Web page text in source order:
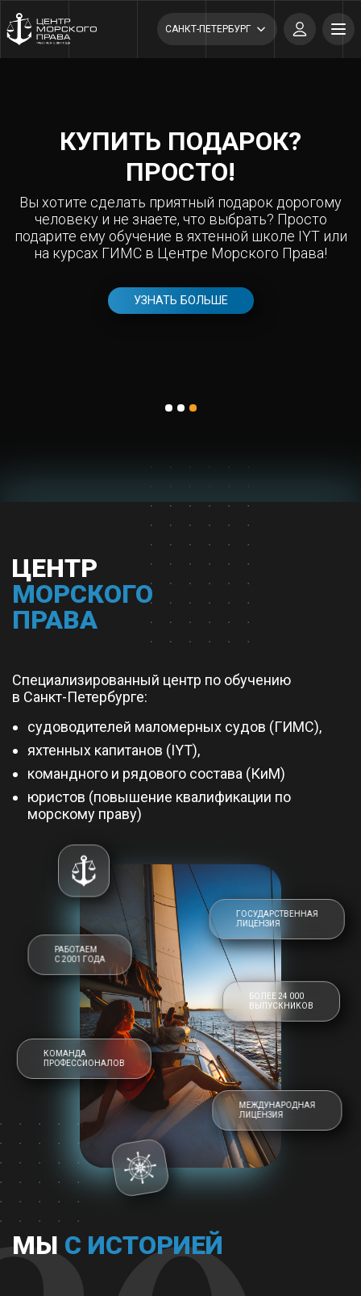
САНКТ-ПЕТЕРБУРГ
КУПИТЬ ПОДАРОК?
ПРОСТО!
Вы хотите сделать приятный подарок дорогому
человеку и не знаете, что выбрать? Просто
подарите ему обучение в яхтенной школе IYT или
на курсах ГИМС в Центре Морского Права!
УЗНАТЬ БОЛЬШЕ
ЦЕНТР
МОРСКОГО
ПРАВА
Специализированный центр по обучению
в Санкт-Петербурге:
судоводителей маломерных судов (ГИМС),
яхтенных капитанов (IYT),
командного и рядового состава (КиМ)
юристов (повышение квалификации по
морскому праву)
ГОСУДАРСТВЕННАЯ
ЛИЦЕНЗИЯ
РАБОТАЕМ
С 2001 ГОДА
БОЛЕЕ 24 000
ВЫПУСКНИКОВ
КОМАНДА
ПРОФЕССИОНАЛОВ
МЕЖДУНАРОДНАЯ
ЛИЦЕНЗИЯ
МЫ С ИСТОРИЕЙ